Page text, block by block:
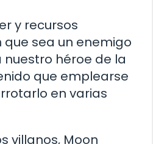
y recursos
sea un enemigo
héroe de la
que emplearse
en varias
villanos, Moon